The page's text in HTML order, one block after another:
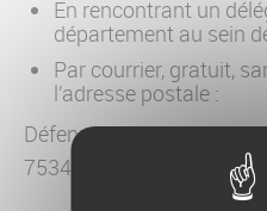
En rencontrant un
département au sein
Par courrier, gratuit,
l’adresse postale :
Défenseur des droits –
75342 Paris CEDEX 07